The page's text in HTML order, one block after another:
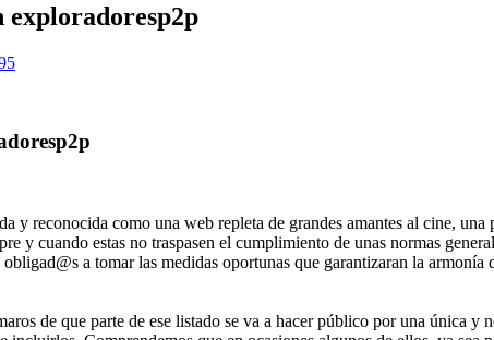
exploradoresp2p
y reconocida como una web repleta de grandes amantes al cine,
y cuando estas no traspasen el cumplimiento de unas normas
a tomar las medidas oportunas que garantizaran la
de que parte de ese listado se va a hacer público por una única y